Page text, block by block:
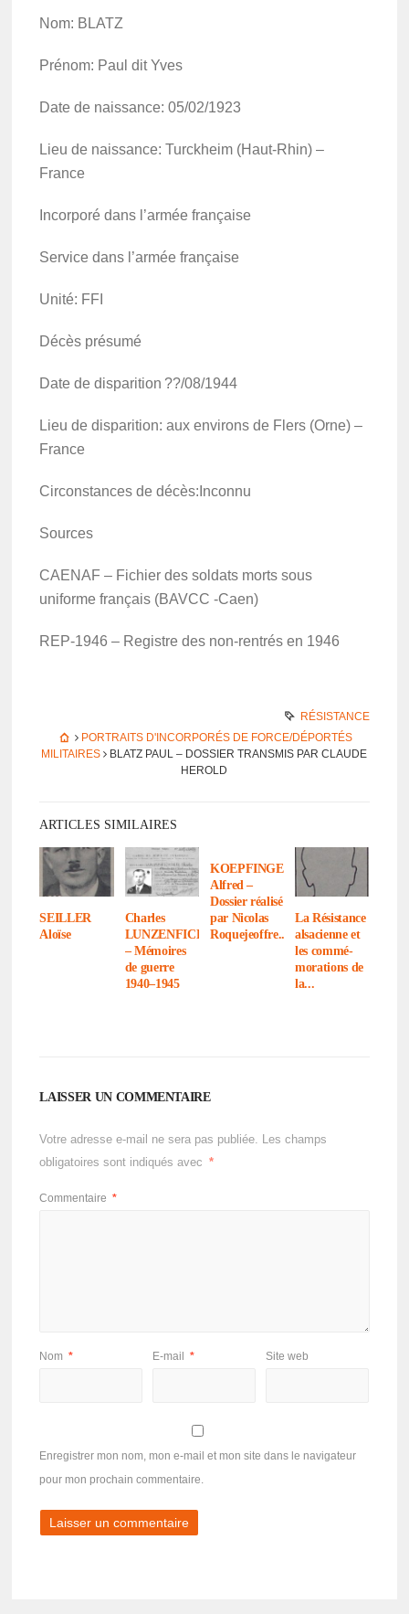
Nom: BLATZ
Prénom: Paul dit Yves
Date de nais­sance: 05/02/1923
Lieu de nais­sance: Turck­heim (Haut-Rhin) –
France
Incor­poré dans l’ar­mée française
Service dans l’ar­mée française
Unité: FFI
Décès présumé
Date de dispa­ri­tion ??/08/1944
Lieu de dispa­ri­tion: aux envi­rons de Flers (Orne) –
France
Circons­tances de décès:Inconnu
Sources
CAENAF – Fichier des soldats morts sous
uniforme français (BAVCC -Caen)
REP-1946 – Registre des non-rentrés en 1946
RÉSISTANCE
PORTRAITS D'INCORPORÉS DE FORCE/DÉPORTÉS
MILITAIRES
BLATZ PAUL – DOSSIER TRANS­MIS PAR CLAUDE
HEROLD
ARTICLES SIMILAIRES
SEILLER
Aloïse
Charles
LUNZENFICHTER
– Mémoires
de guerre
1940–1945
KOEPFINGER
Alfred –
Dossier réalisé
par Nico­las
Roquejeoffre...
La Résis­tance
alsa­cienne et
les commé­
mo­ra­tions de
la...
LAISSER UN COMMENTAIRE
Votre adresse e-mail ne sera pas publiée. Les champs
obligatoires sont indiqués avec
*
Commentaire *
Nom * E-mail * Site web
Enregistrer mon nom, mon e-mail et mon site dans le navigateur
pour mon prochain commentaire.